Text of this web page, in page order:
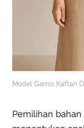
Model Gamis Kaftan
Pemilihan